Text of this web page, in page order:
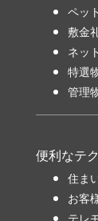
ペッ
敷金
ネッ
特選
管理
便利なテ
住ま
お客